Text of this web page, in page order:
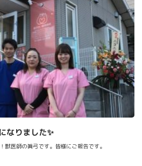
なりました✨
獣医師の眞弓です。皆様にご報告です。